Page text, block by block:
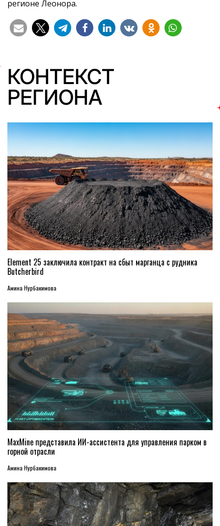
регионе Леонора.
КОНТЕКСТ
РЕГИОНА
Element 25 заключила контракт на сбыт марганца с рудника
Butcherbird
Амина Нурбакимова
MaxMine представила ИИ-ассистента для управления парком в
горной отрасли
Амина Нурбакимова